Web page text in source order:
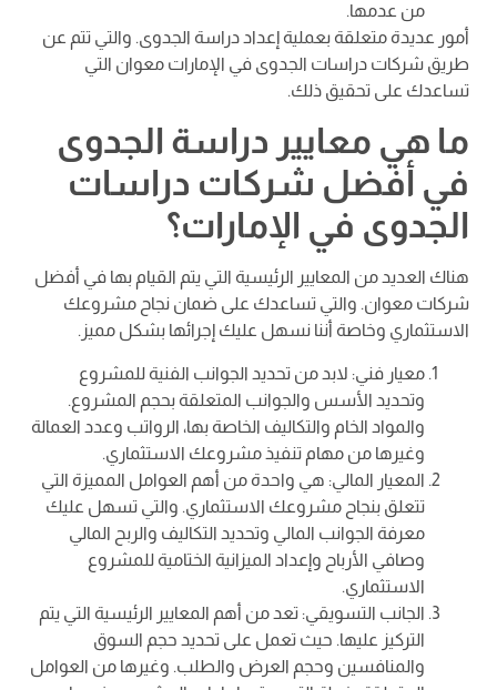
من عدمها.
أمور عديدة متعلقة بعملية إعداد دراسة الجدوى. والتي تتم عن
طريق شركات دراسات الجدوى في الإمارات معوان التي
تساعدك على تحقيق ذلك.
ما هي معايير دراسة الجدوى
في أفضل شركات دراسات
الجدوى في الإمارات؟
هناك العديد من المعايير الرئيسية التي يتم القيام بها في أفضل
شركات معوان. والتي تساعدك على ضمان نجاح مشروعك
الاستثماري وخاصة أننا نسهل عليك إجرائها بشكل مميز.
معيار فني: لابد من تحديد الجوانب الفنية للمشروع
وتحديد الأسس والجوانب المتعلقة بحجم المشروع.
والمواد الخام والتكاليف الخاصة بها، الرواتب وعدد العمالة
وغيرها من مهام تنفيذ مشروعك الاستثماري.
المعيار المالي: هي واحدة من أهم العوامل المميزة التي
تتعلق بنجاح مشروعك الاستثماري. والتي تسهل عليك
معرفة الجوانب المالي وتحديد التكاليف والربح المالي
وصافي الأرباح وإعداد الميزانية الختامية للمشروع
الاستثماري.
الجانب التسويقي: تعد من أهم المعايير الرئيسية التي يتم
التركيز عليها. حيث تعمل على تحديد حجم السوق
والمنافسين وحجم العرض والطلب. وغيرها من العوامل